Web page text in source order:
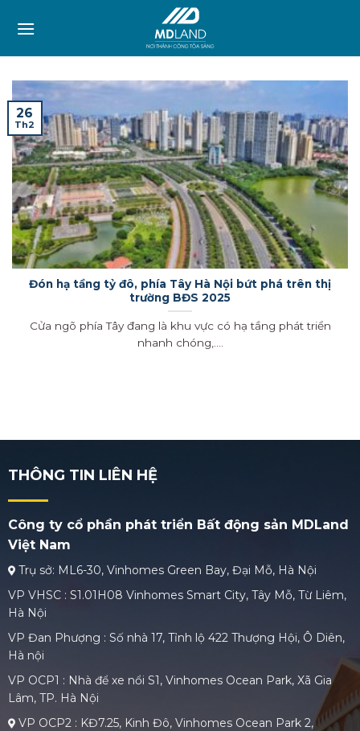
Đón hạ tầng tỷ đô, phía Tây Hà Nội bứt phá trên thị
trường BĐS 2025
Cửa ngõ phía Tây đang là khu vực có hạ tầng phát triển
nhanh chóng,....
26
Th2
THÔNG TIN LIÊN HỆ
Công ty cổ phần phát triển Bất động sản MDLand
Việt Nam
Trụ sở: ML6-30, Vinhomes Green Bay, Đại Mỗ, Hà Nội
VP VHSC : S1.01H08 Vinhomes Smart City, Tây Mỗ, Từ Liêm,
Hà Nội
VP Đan Phượng : Số nhà 17, Tỉnh lộ 422 Thượng Hội, Ô Diên,
Hà nội
VP OCP1 : Nhà để xe nổi S1, Vinhomes Ocean Park, Xã Gia
Lâm, TP. Hà Nội
VP OCP2 : KĐ7.25, Kinh Đô, Vinhomes Ocean Park 2,